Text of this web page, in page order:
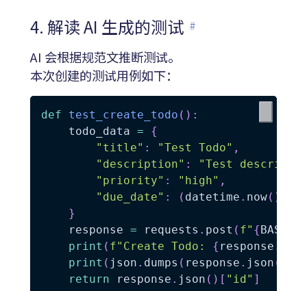
4. 解读 AI 生成的测试 #
AI 会根据规范文推断测试。
本次创建的测试用例如下：
def test_create_todo ( ) :
    todo_data
=
{
"title" : "Test Todo" ,
"description" :
"Test
"priority" : "high" ,
"due_date" : ( datetime . now( )
}
    response
= requests . post ( f" {
print ( f"Create Todo: { response .
print ( json . dumps ( response . json (
return response . json ( ) [ "id" ]